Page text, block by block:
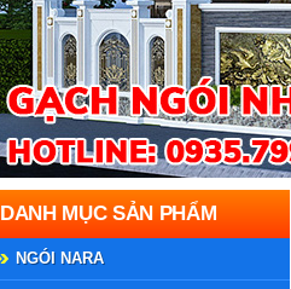
DANH MỤC SẢN PHẨM
NGÓI NARA